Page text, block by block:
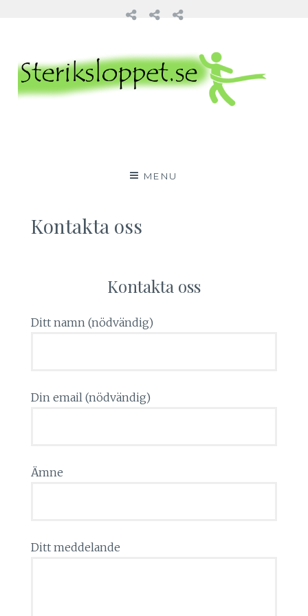
Startsida
LöpningKontakta
content
MENU
Kontakta oss
Kontakta oss
Ditt namn (nödvändig)
Din email (nödvändig)
Ämne
Ditt meddelande